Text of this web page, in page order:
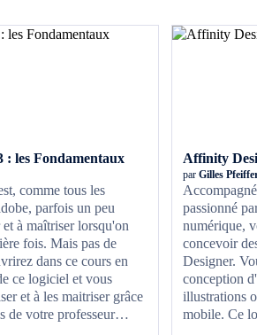
les Fondamentaux
comme tous les
parfois un peu
à maîtriser lorsqu'on
fois. Mais pas de
dans ce cours en
ce logiciel et vous
et à les maitriser grâce
de votre professeur
Affinity
par Gilles
passionné
numérique,
concevoir
Designer.
conception
illustrations
mobile. Ce